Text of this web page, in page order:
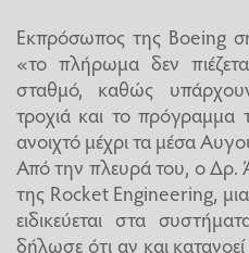
Εκπρόσωπος της Boeing
«το πλήρωμα δεν
σταθμό, καθώς
τροχιά και το πρόγραμμα
ανοιχτό μέχρι τα μέσα
Από την πλευρά του, ο Δρ.
της Rocket Engineering,
ειδικεύεται στα
δήλωσε ότι αν και